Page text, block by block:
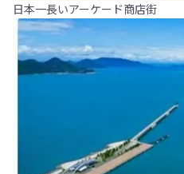
日本一長いアーケード商店街